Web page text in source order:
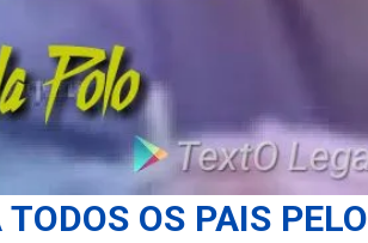
OS PAIS PELO